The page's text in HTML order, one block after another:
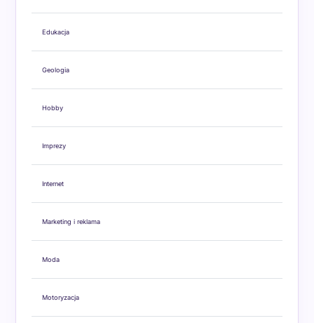
Edukacja
Geologia
Hobby
Imprezy
Internet
Marketing i reklama
Moda
Motoryzacja